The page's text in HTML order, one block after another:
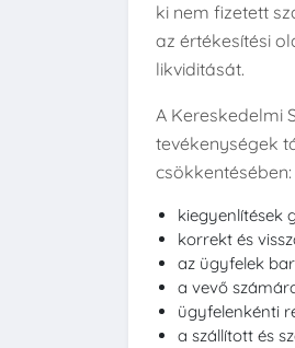
ki nem fizetett
az értékesítési
likviditását.
A Kereskedelmi
tevékenységek
csökkentésében:
kiegyenlítések
korrekt és
az ügyfelek
a vevő
ügyfelenkénti
a szállított és